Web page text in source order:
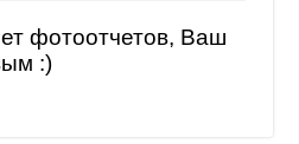
фотоотчетов, Ваш
:)